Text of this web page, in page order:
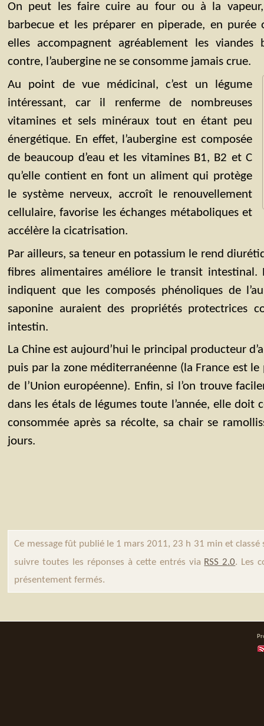
On peut les faire cuire au four ou à la
barbecue et les préparer en piperade, en purée
elles accompagnent agréablement les viandes
contre, l’aubergine ne se consomme jamais crue.
Au point de vue médicinal, c’est un légume
intéressant, car il renferme de nombreuses
vitamines et sels minéraux tout en étant peu
énergétique. En effet, l’aubergine est composée
de beaucoup d’eau et les vitamines B1, B2 et C
qu’elle contient en font un aliment qui protège
le système nerveux, accroît le renouvellement
cellulaire, favorise les échanges métaboliques et
accélère la cicatrisation.
Par ailleurs, sa teneur en potassium le rend
fibres alimentaires améliore le transit intestinal.
indiquent que les composés phénoliques de
saponine auraient des propriétés protectrices
intestin.
La Chine est aujourd’hui le principal producteur
puis par la zone méditerranéenne (la France est
de l’Union européenne). Enfin, si l’on trouve
dans les étals de légumes toute l’année, elle doit
consommée après sa récolte, sa chair se
jours.
Ce message fût publié le 1 mars 2011, 23 h 31 min et classé
suivre toutes les réponses à cette entrés via RSS 2.0. Les
présentement fermés.